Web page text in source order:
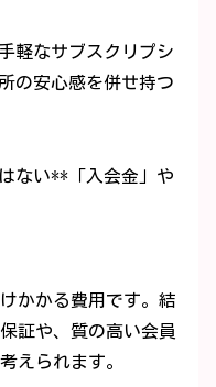
軽なサブスクリプシ
の安心感を併せ持つ
ない**「入会金」や
かかる費用です。結
証や、質の高い会員
えられます。